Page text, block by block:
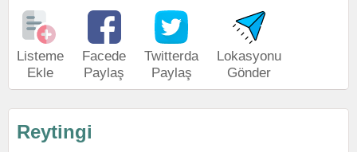
Listeme
Ekle
Facede
Paylaş
Twitterda
Paylaş
Lokasyonu
Gönder
Reytingi